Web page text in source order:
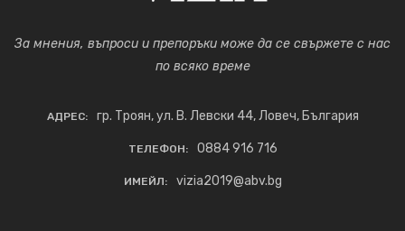
За мнения, въпроси и препоръки може да се свържете с нас
по всяко време
АДРЕС: гр. Троян, ул. В. Левски 44, Ловеч, България
ТЕЛЕФОН: 0884 916 716
ИМЕЙЛ: vizia2019@abv.bg